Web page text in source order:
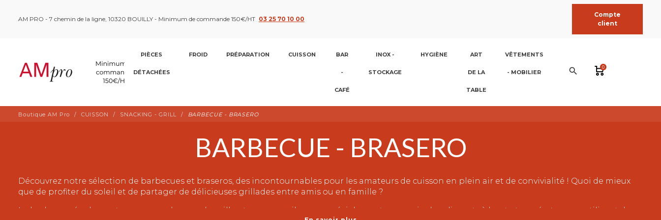
AM PRO - 7 chemin de la ligne, 10320 BOUILLY - Minimum de commande 150€/HT 03 25 70 10 00
Compte
client
PIÈCES
DÉTACHÉES
FROID PRÉPARATION CUISSON BAR
-
CAFÉ
INOX -
STOCKAGE
HYGIÈNE ART
DE LA
TABLE
VÊTEMENTS
- MOBILIER search 0
Boutique AM Pro CUISSON SNACKING - GRILL BARBECUE - BRASERO
BARBECUE - BRASERO
Découvrez notre sélection de barbecues et braseros, des incontournables pour les amateurs de cuisson en plein air et de convivialité ! Quoi de mieux
que de profiter du soleil et de partager de délicieuses grillades entre amis ou en famille ?
Le barbecue, également connu sous le nom de grill, est un appareil conçu spécialement pour cuire les aliments à haute température, en utilisant des